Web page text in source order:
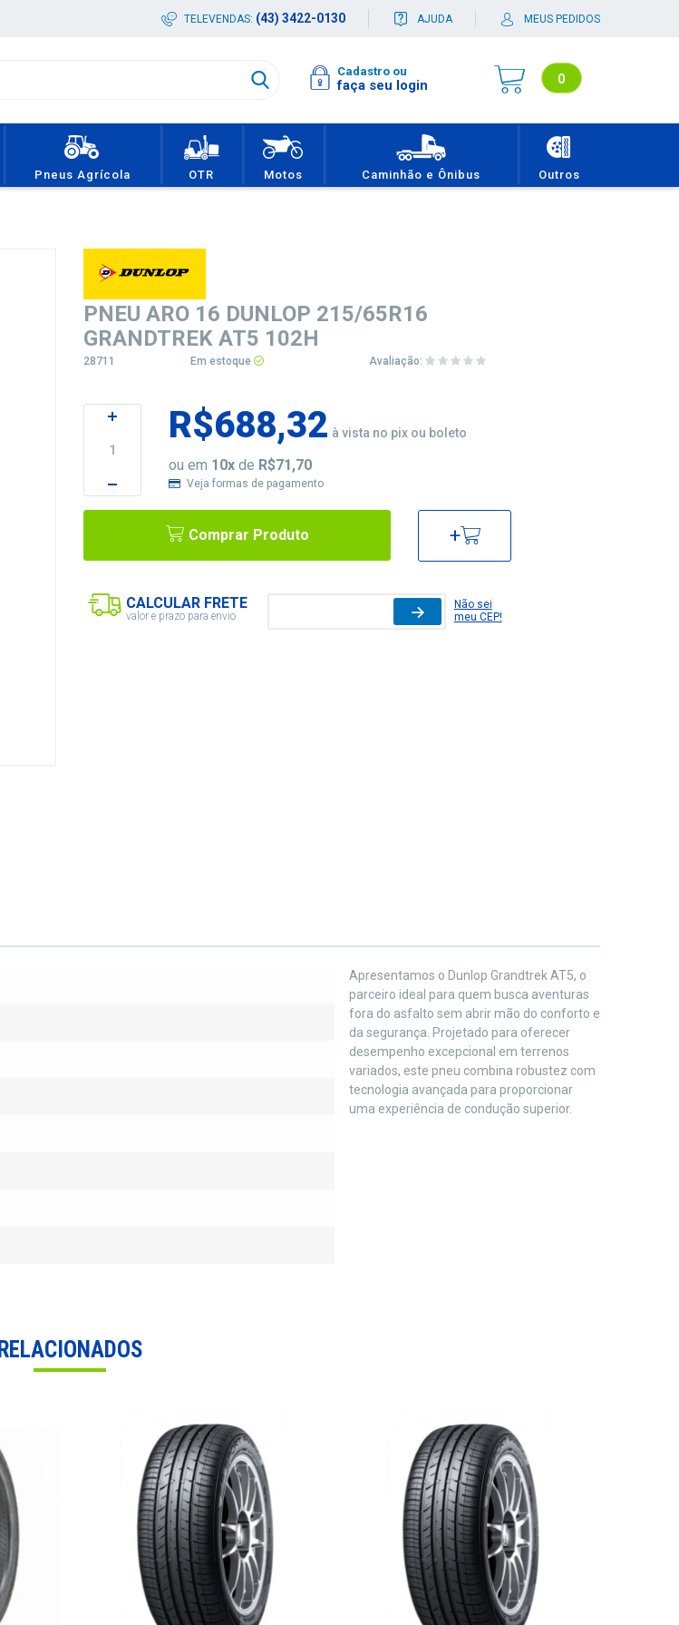
TELEVENDAS: (43) 3422-0130 AJUDA MEUS PEDIDOS
Cadastro ou
faça seu login 0
Pneus Agrícola OTR Motos Caminhão e Ônibus Outros
PNEU ARO 16 DUNLOP 215/65R16
GRANDTREK AT5 102H
28711 Em estoque Avaliação:
R$688,32 à vista no pix ou boleto
ou em 10xde R$71,70
Veja formas de pagamento
Comprar Produto +
CALCULAR FRETE
valor e prazo para envio
Não sei
meu CEP!
Apresentamos o Dunlop Grandtrek AT5, o
parceiro ideal para quem busca aventuras
fora do asfalto sem abrir mão do conforto e
da segurança. Projetado para oferecer
desempenho excepcional em terrenos
variados, este pneu combina robustez com
tecnologia avançada para proporcionar
uma experiência de condução superior.
RELACIONADOS